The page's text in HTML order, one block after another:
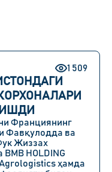
1 509
КОРХОНАЛАРИ
Франциянинг
Фавқулодда ва
Жиззах
HOLDING
ҳамда